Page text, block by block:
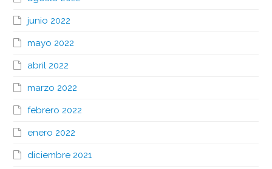
junio 2022
mayo 2022
abril 2022
marzo 2022
febrero 2022
enero 2022
diciembre 2021